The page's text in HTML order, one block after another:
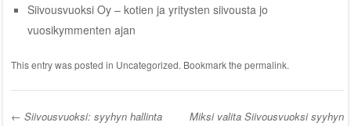
Siivousvuoksi Oy – kotien ja yritysten siivousta jo
vuosikymmenten ajan
This entry was posted in Uncategorized. Bookmark the permalink.
← Siivousvuoksi: syyhyn hallinta
Miksi valita Siivousvuoksi syyhyn